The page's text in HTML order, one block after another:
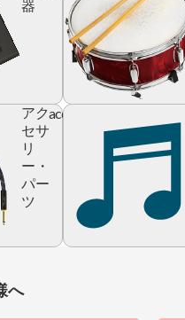
器
アク
セサ
リ
ー・
パー
ツ
accessory
へ